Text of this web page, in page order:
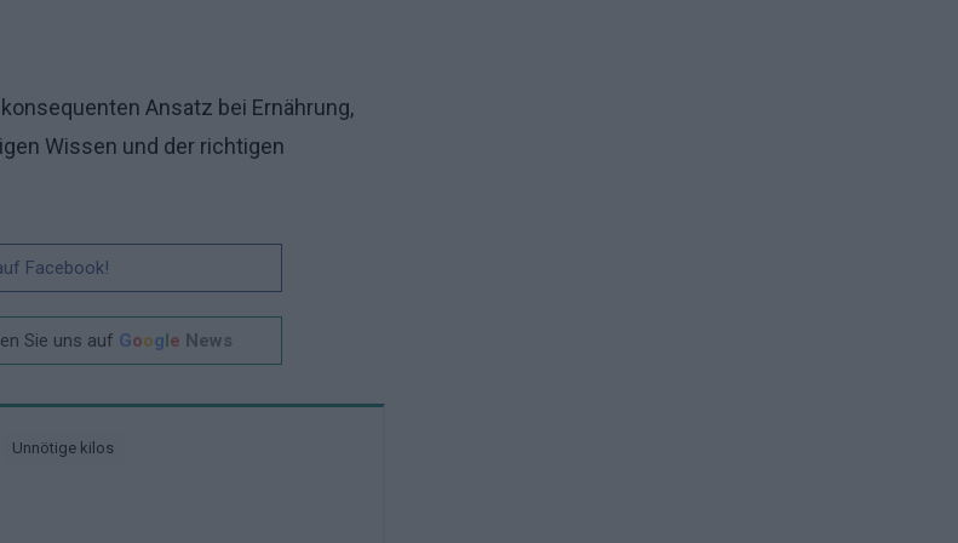
Ansatz bei Ernährung,
Wissen und der richtigen
Facebook!
Sie uns auf Google News
Unnötige kilos